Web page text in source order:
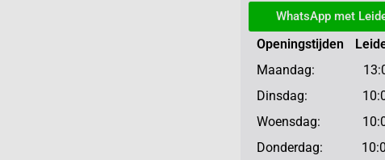
WhatsApp met
Openingstijden
Maandag:
Dinsdag: 10:00
Woensdag:
Donderdag: